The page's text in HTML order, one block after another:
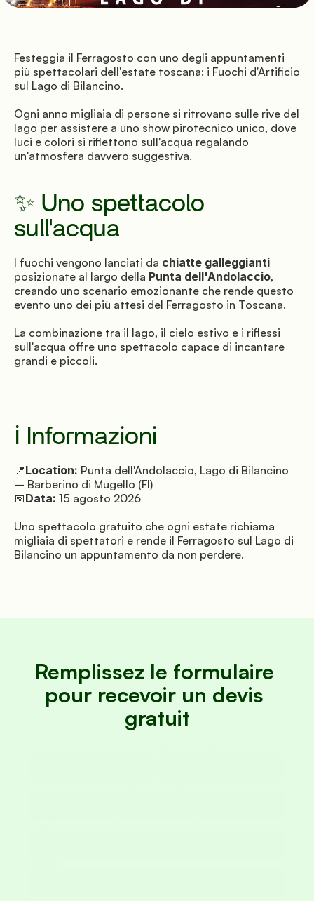
Instructions
© Mugello Verde
ConfidentialitéTermesCookies
Festeggia il Ferragosto con uno degli appuntamenti
più spettacolari dell'estate toscana: i Fuochi d'Artificio
sul Lago di Bilancino.
Ogni anno migliaia di persone si ritrovano sulle rive del
lago per assistere a uno show pirotecnico unico, dove
luci e colori si riflettono sull'acqua regalando
un'atmosfera davvero suggestiva.
✨ Uno spettacolo
sull'acqua
I fuochi vengono lanciati da chiatte galleggianti
posizionate al largo della Punta dell'Andolaccio,
creando uno scenario emozionante che rende questo
evento uno dei più attesi del Ferragosto in Toscana.
La combinazione tra il lago, il cielo estivo e i riflessi
sull'acqua offre uno spettacolo capace di incantare
grandi e piccoli.
ℹ️ Informazioni
📍Location: Punta dell'Andolaccio, Lago di Bilancino
– Barberino di Mugello (FI)
📅Data: 15 agosto 2026
Uno spettacolo gratuito che ogni estate richiama
migliaia di spettatori e rende il Ferragosto sul Lago di
Bilancino un appuntamento da non perdere.
Remplissez le formulaire
pour recevoir un devis
gratuit